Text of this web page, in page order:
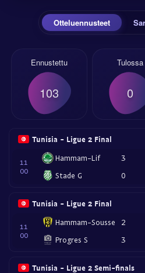
Otteluennusteet
Ennustettu
103
Tulossa
0
Tunisia - Ligue 2 Final
11
00
Hammam-Lif
Stade G
3
0
Tunisia - Ligue 2 Final
11
00
Hammam-Sousse
Progres S
2
3
Tunisia - Ligue 2 Semi-finals